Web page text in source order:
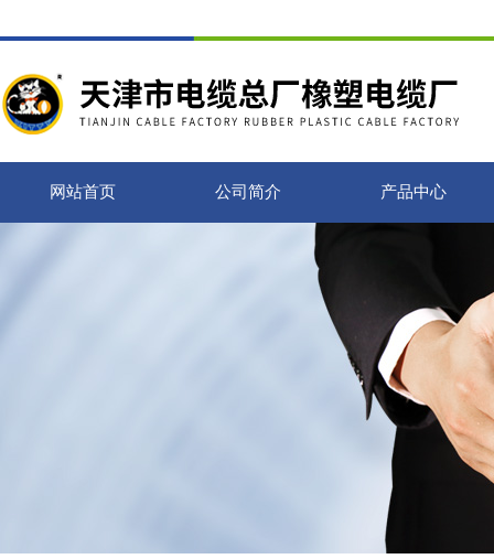
网站首页 公司简介 产品中心